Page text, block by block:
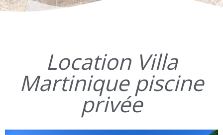
Location Villa
Martinique piscine
privée